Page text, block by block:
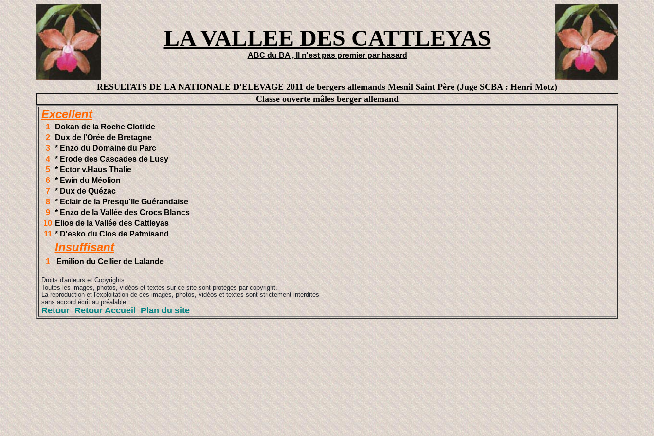
LA VALLEE DES CATTLEYAS
ABC du BA , Il n'est pas premier par hasard
RESULTATS DE LA NATIONALE D'ELEVAGE 2011 de bergers allemands Mesnil Saint Père (Juge SCBA : Henri Motz)
Classe ouverte mâles berger allemand
Excellent
1
Dokan de la Roche Clotilde
2 Dux de l'Orée de Bretagne
3 * Enzo du Domaine du Parc
4
* Erode des Cascades de Lusy
5 * Ector v.Haus Thalie
6
* Ewin du Méolion
7
* Dux de Quézac
8
* Eclair de la Presqu'Ile Guérandaise
9
* Enzo de la Vallée des Crocs Blancs
10 Elios de la Vallée des Cattleyas
11 * D'esko du Clos de Patmisand
Insuffisant
1 Emilion du Cellier de Lalande
Droits d'auteurs et Copyrights
Toutes les images, photos, vidéos et textes sur ce site sont protégés par copyright.
La reproduction et l'exploitation de ces images, photos, vidéos et textes sont strictement interdites
sans accord écrit au préalable
Retour Retour Accueil Plan du site